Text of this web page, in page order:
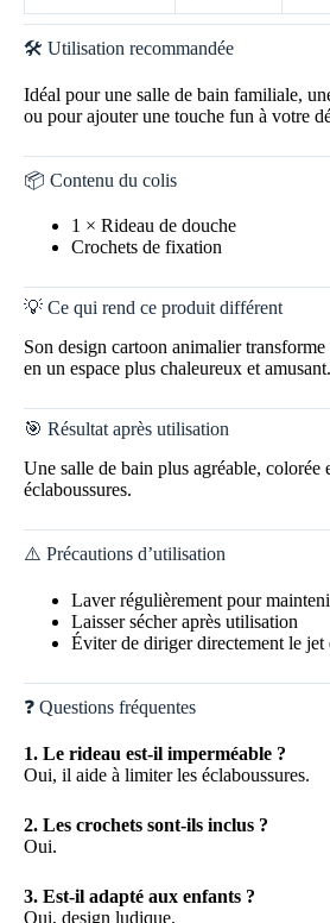
🛠️ Utilisation recommandée
Idéal pour une salle de bain familiale,
ou pour ajouter une touche fun à votre
📦 Contenu du colis
1 × Rideau de douche
Crochets de fixation
💡 Ce qui rend ce produit différent
Son design cartoon animalier
en un espace plus chaleureux et amusant.
🎯 Résultat après utilisation
Une salle de bain plus agréable, colorée
éclaboussures.
⚠️ Précautions d’utilisation
Laver régulièrement pour
Laisser sécher après utilisation
Éviter de diriger directement le jet
❓ Questions fréquentes
1. Le rideau est-il imperméable ?
Oui, il aide à limiter les éclaboussures.
2. Les crochets sont-ils inclus ?
Oui.
3. Est-il adapté aux enfants ?
Oui, design ludique.